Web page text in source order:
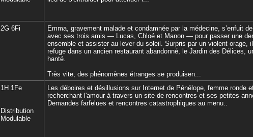
2G 6Fi
Emma, gravement malade et condamnée par la médecine, s’enfuit de
avec ses trois amis — Lucas, Chloé et Manon — pour passer une
ensemble et assister au lever du soleil. Surpris par un violent orage,
refuge dans un ancien restaurant abandonné, le Jardin des Délices,
hanté.
Très vite, des phénomènes étranges se produisen...
1H 1Fe
Distribution
Modulable
Les déboires et désillusions sur Internet de Pénélope, femme ronde
recherchant l'amour à travers un site de rencontres et ses petites
Demandes farfelues et rencontres catastrophiques au menu..